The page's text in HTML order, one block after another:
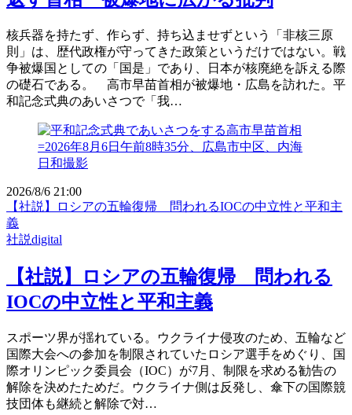
核兵器を持たず、作らず、持ち込ませずという「非核三原
則」は、歴代政権が守ってきた政策というだけではない。戦
争被爆国としての「国是」であり、日本が核廃絶を訴える際
の礎石である。 高市早苗首相が被爆地・広島を訪れた。平
和記念式典のあいさつで「我…
2026/8/6 21:00
【社説】ロシアの五輪復帰 問われるIOCの中立性と平和主
義
社説digital
【社説】ロシアの五輪復帰 問われる
IOCの中立性と平和主義
スポーツ界が揺れている。ウクライナ侵攻のため、五輪など
国際大会への参加を制限されていたロシア選手をめぐり、国
際オリンピック委員会（IOC）が7月、制限を求める勧告の
解除を決めたためだ。ウクライナ側は反発し、傘下の国際競
技団体も継続と解除で対…